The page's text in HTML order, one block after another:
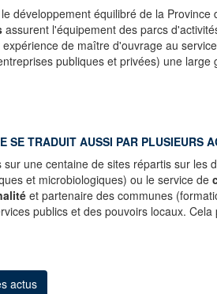
développement équilibré de la
assurent l'équipement des parcs
de maître d'ouvrage au
publiques et privées) une large
SE TRADUIT AUSSI PAR PLUSIEURS
une centaine de sites répartis sur les
et microbiologiques) ou le service de
et partenaire des communes
publics et des pouvoirs locaux.
actus